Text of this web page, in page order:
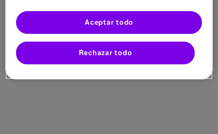
Rechazar todo
Aceptar todo